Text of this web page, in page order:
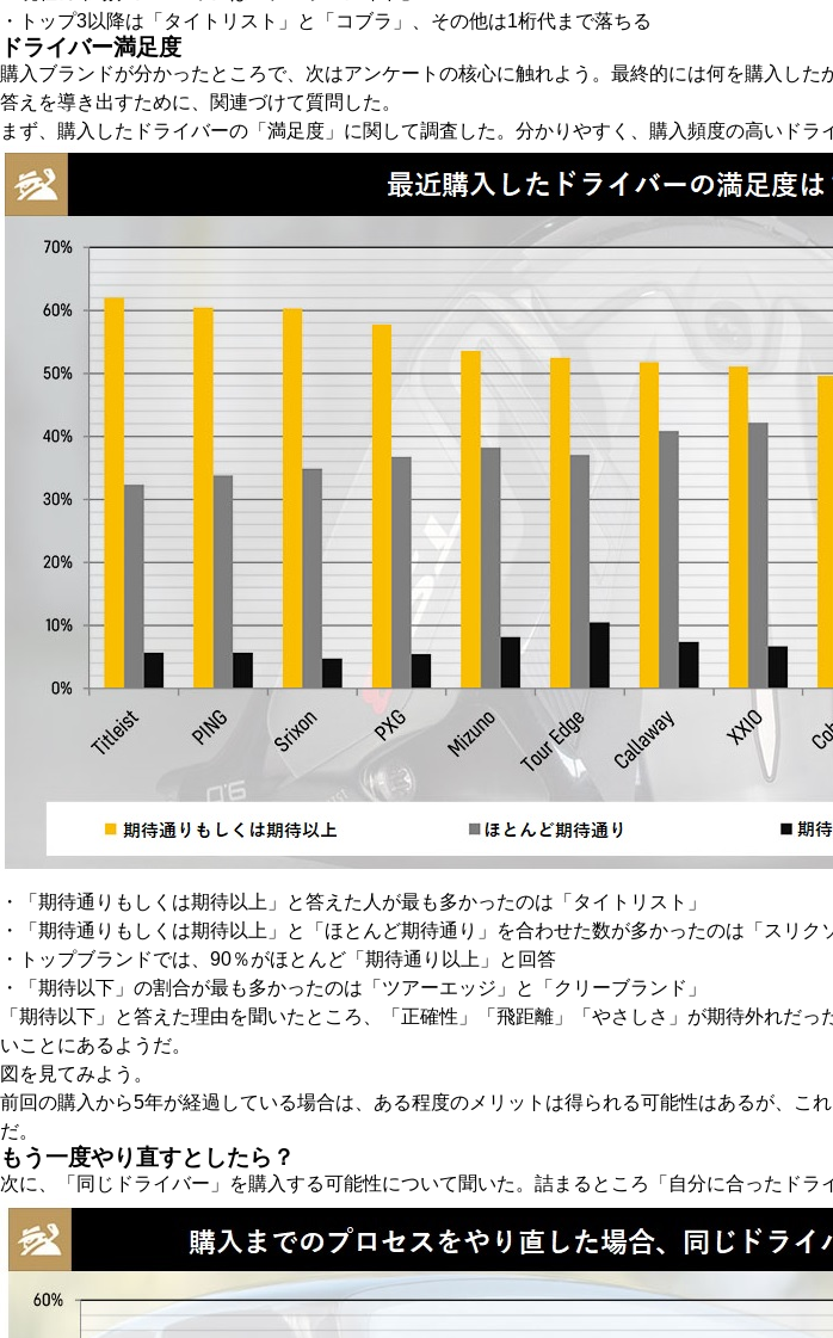
・トップ3以降は「タイトリスト」と「コブラ」、その他は1桁代まで落ちる
ドライバー満足度
購入ブランドが分かったところで、次はアンケートの核心に触れよう。最終的には何を購入し
答えを導き出すために、関連づけて質問した。
まず、購入したドライバーの「満足度」に関して調査した。分かりやすく、購入頻度の高いドラ
・「期待通りもしくは期待以上」と答えた人が最も多かったのは「タイトリスト」
・「期待通りもしくは期待以上」と「ほとんど期待通り」を合わせた数が多かったのは「スリク
・トップブランドでは、90％がほとんど「期待通り以上」と回答
・「期待以下」の割合が最も多かったのは「ツアーエッジ」と「クリーブランド」
「期待以下」と答えた理由を聞いたところ、「正確性」「飛距離」「やさしさ」が期待外れだ
いことにあるようだ。
図を見てみよう。
前回の購入から5年が経過している場合は、ある程度のメリットは得られる可能性はあるが、
だ。
もう一度やり直すとしたら？
次に、「同じドライバー」を購入する可能性について聞いた。詰まるところ「自分に合ったド